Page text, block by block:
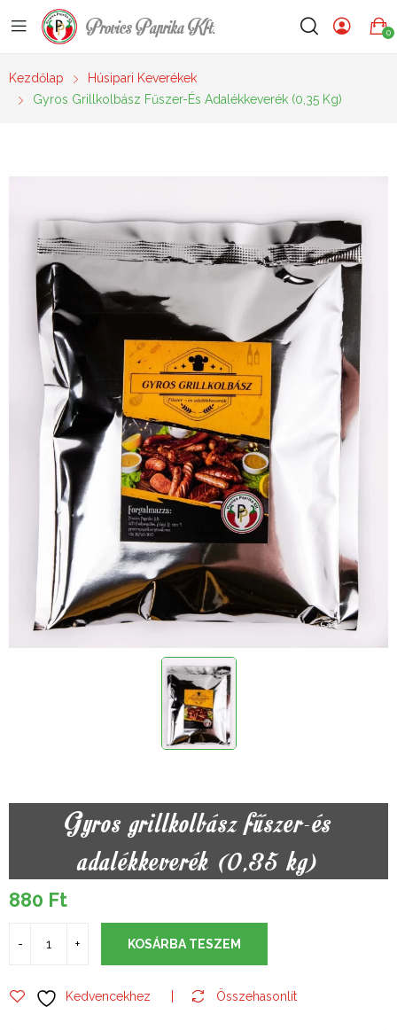
Provics Paprika Kft. 0
Kezdőlap
Húsipari Keverékek
Gyros Grillkolbász Fűszer-És Adalékkeverék (0,35 Kg)
Gyros grillkolbász fűszer-és
adalékkeverék (0,35 kg)
880 Ft
KOSÁRBA TESZEM
Kedvencekhez Összehasonlít